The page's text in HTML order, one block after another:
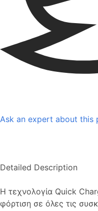
Ask an expert about this
Detailed Description
H τεχνολογία Quick
φόρτιση σε όλες τις